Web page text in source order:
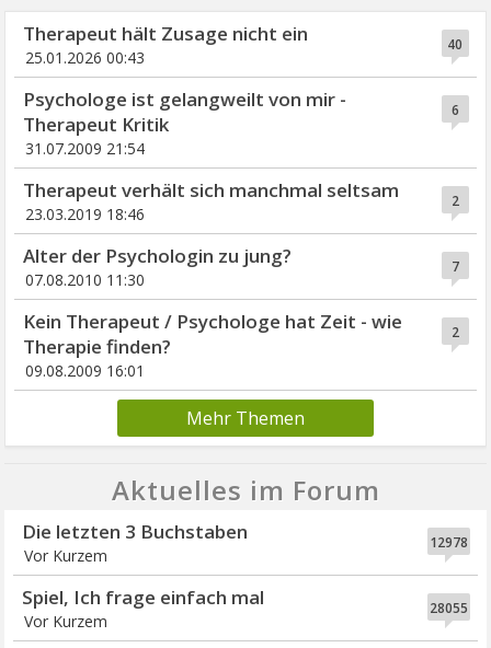
40
Therapeut hält Zusage nicht ein
25.01.2026 00:43
6
Psychologe ist gelangweilt von mir -
Therapeut Kritik
31.07.2009 21:54
2
Therapeut verhält sich manchmal seltsam
23.03.2019 18:46
7
Alter der Psychologin zu jung?
07.08.2010 11:30
2
Kein Therapeut / Psychologe hat Zeit - wie
Therapie finden?
09.08.2009 16:01
Mehr Themen
Aktuelles im Forum
12978
Die letzten 3 Buchstaben
Vor Kurzem
28055
Spiel, Ich frage einfach mal
Vor Kurzem